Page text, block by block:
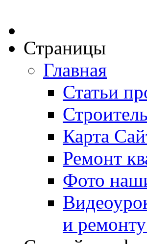
Страницы
Главная
Статьи
Карта
Ремонт
Фото
и